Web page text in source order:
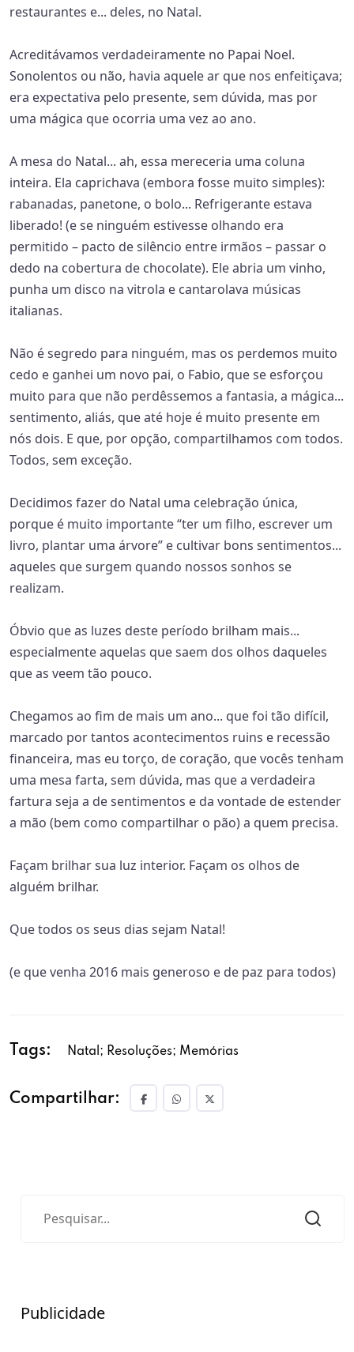
restaurantes e... deles, no Natal.
Acreditávamos verdadeiramente no Papai Noel.
Sonolentos ou não, havia aquele ar que nos enfeitiçava;
era expectativa pelo presente, sem dúvida, mas por
uma mágica que ocorria uma vez ao ano.
A mesa do Natal... ah, essa mereceria uma coluna
inteira. Ela caprichava (embora fosse muito simples):
rabanadas, panetone, o bolo... Refrigerante estava
liberado! (e se ninguém estivesse olhando era
permitido – pacto de silêncio entre irmãos – passar o
dedo na cobertura de chocolate). Ele abria um vinho,
punha um disco na vitrola e cantarolava músicas
italianas.
Não é segredo para ninguém, mas os perdemos muito
cedo e ganhei um novo pai, o Fabio, que se esforçou
muito para que não perdêssemos a fantasia, a mágica...
sentimento, aliás, que até hoje é muito presente em
nós dois. E que, por opção, compartilhamos com todos.
Todos, sem exceção.
Decidimos fazer do Natal uma celebração única,
porque é muito importante “ter um filho, escrever um
livro, plantar uma árvore” e cultivar bons sentimentos...
aqueles que surgem quando nossos sonhos se
realizam.
Óbvio que as luzes deste período brilham mais...
especialmente aquelas que saem dos olhos daqueles
que as veem tão pouco.
Chegamos ao fim de mais um ano... que foi tão difícil,
marcado por tantos acontecimentos ruins e recessão
financeira, mas eu torço, de coração, que vocês tenham
uma mesa farta, sem dúvida, mas que a verdadeira
fartura seja a de sentimentos e da vontade de estender
a mão (bem como compartilhar o pão) a quem precisa.
Façam brilhar sua luz interior. Façam os olhos de
alguém brilhar.
Que todos os seus dias sejam Natal!
(e que venha 2016 mais generoso e de paz para todos)
Tags: Natal; Resoluções; Memórias
Compartilhar:
Publicidade